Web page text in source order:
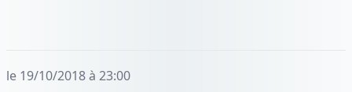
le 19/10/2018 à 23:00